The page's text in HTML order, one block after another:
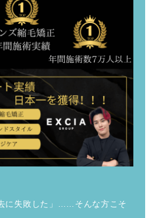
に失敗した」……そんな方こそ